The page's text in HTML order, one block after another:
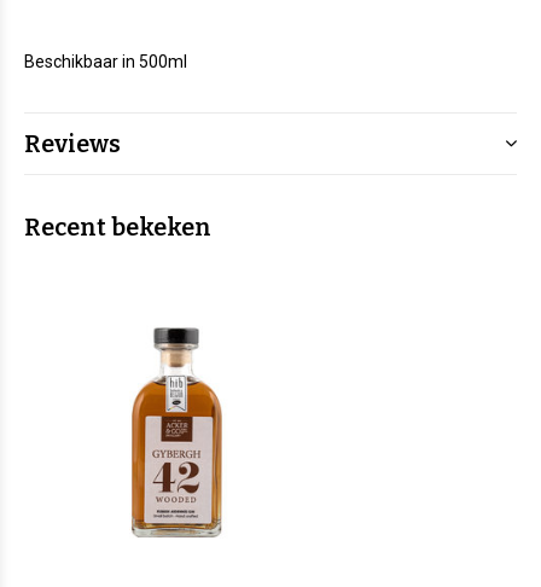
Beschikbaar in 500ml
Reviews
Recent bekeken